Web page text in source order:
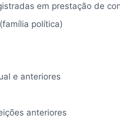
em prestação de
política)
e anteriores
anteriores